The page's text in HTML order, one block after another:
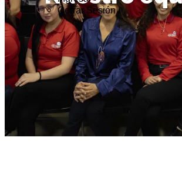
Cerrar Sesión